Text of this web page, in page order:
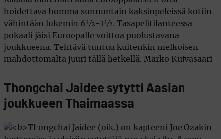
hoidettava homma sunnuntain kaksinpeleissä kotiin
vähintään lukemin 6½-1½. Tasapelitilanteessa
pokaali jäisi Euroopalle voittoa puolustavana
joukkueena. Tehtävä tuntuu kuitenkin melkoisen
mahdottomalta juuri tällä hetkellä. Marko Kuivasaari
Thongchai Jaidee sytytti Aasian
joukkueen Thaimaassa